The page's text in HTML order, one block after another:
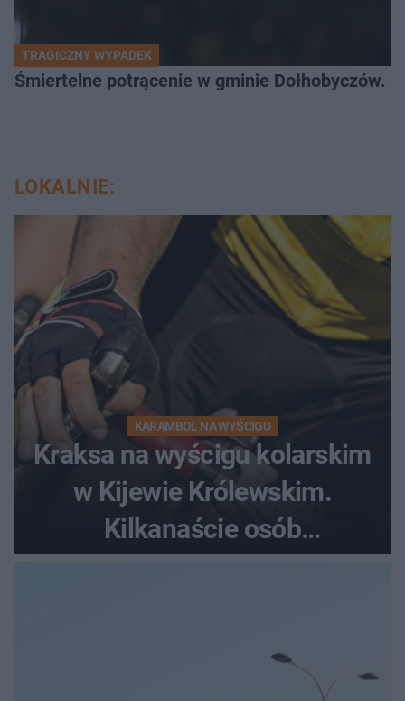
TRAGICZNY WYPADEK
Śmiertelne potrącenie w gminie Dołhobyczów.
LOKALNIE:
KARAMBOL NA WYŚCIGU
Kraksa na wyścigu kolarskim
w Kijewie Królewskim.
Kilkanaście osób
poszkodowanych, lądował